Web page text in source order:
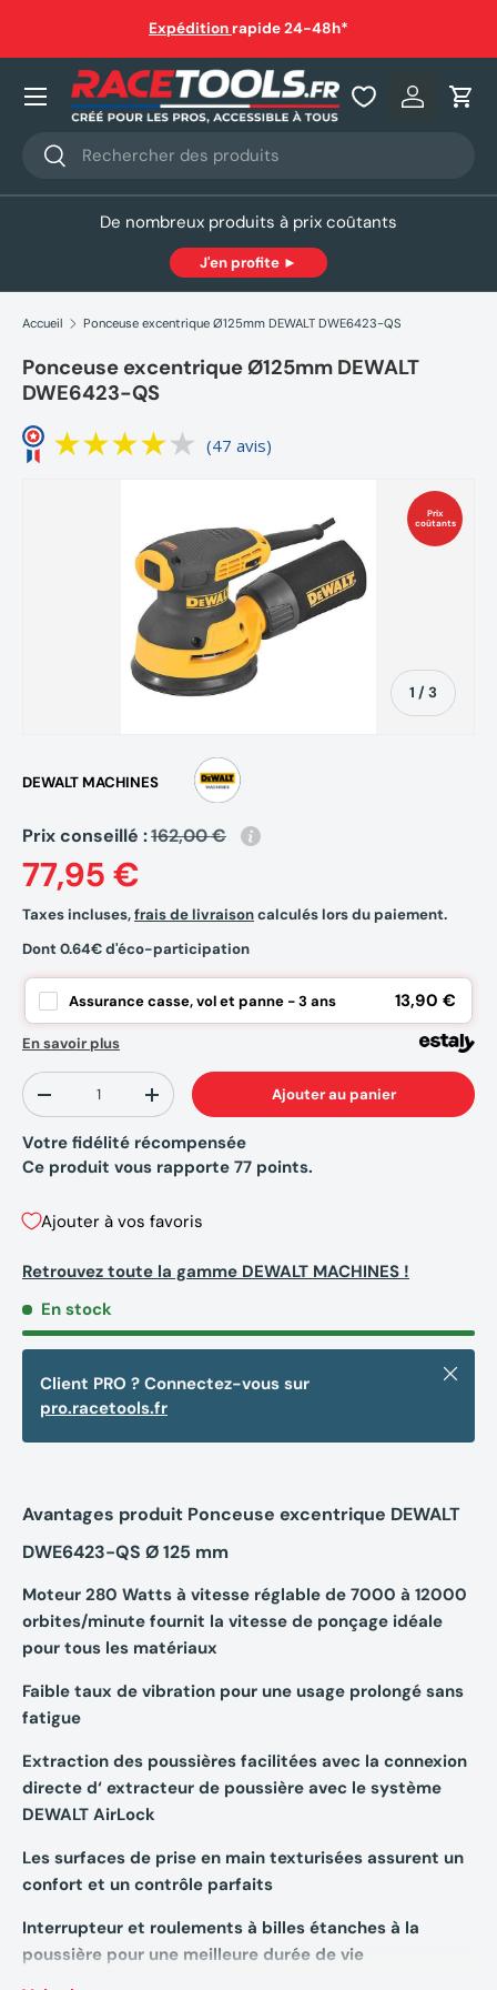
Aller au contenu
Expédition rapide 24-48h*
Recherche
Rechercher
Se
Nos produits
De nombreux produits à prix coûtants
J'en profite ►
Accueil Ponceuse excentrique Ø125mm DEWALT DWE6423-QS
Ponceuse excentrique Ø125mm DEWALT
DWE6423-QS
(47 avis)
Prix
coûtants
1 /de
3
DEWALT MACHINES
Prix conseillé :162,00 €
77,95 €
Taxes incluses,frais de livraisoncalculés lors du paiement.
Dont 0.64€ d'éco-participation
Assurance casse, vol et panne - 3 ans 13,90 €
En savoir plus
Qté
-
+ Ajouter au panier
Votre fidélité récompensée
Ce produit vous rapporte 77 points.
Ajouter à vos favoris
Retrouvez toute la gamme DEWALT MACHINES !
En stock
Client PRO ? Connectez-vous sur
pro.racetools.fr
Fermer
Avantages produit Ponceuse excentrique DEWALT
DWE6423-QS Ø 125 mm
Moteur 280 Watts à vitesse réglable de 7000 à 12000
orbites/minute fournit la vitesse de ponçage idéale
pour tous les matériaux
Faible taux de vibration pour une usage prolongé sans
fatigue
Extraction des poussières facilitées avec la connexion
directe d‘ extracteur de poussière avec le système
DEWALT AirLock
Les surfaces de prise en main texturisées assurent un
confort et un contrôle parfaits
Interrupteur et roulements à billes étanches à la
poussière pour une meilleure durée de vie